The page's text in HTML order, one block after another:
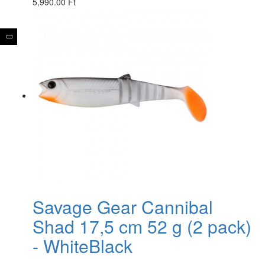
Savage Gear Cannibal
Shad 17,5 cm 52 g (2 pack)
- WhiteBlack